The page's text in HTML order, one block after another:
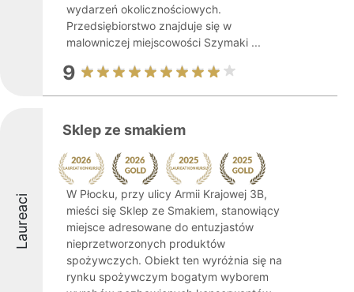
wydarzeń okolicznościowych.
Przedsiębiorstwo znajduje się w
malowniczej miejscowości Szymaki ...
9
Laureaci
Sklep ze smakiem
W Płocku, przy ulicy Armii Krajowej 3B,
mieści się Sklep ze Smakiem, stanowiący
miejsce adresowane do entuzjastów
nieprzetworzonych produktów
spożywczych. Obiekt ten wyróżnia się na
rynku spożywczym bogatym wyborem